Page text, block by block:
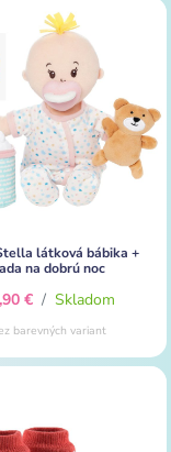
látková bábika +
na dobrú noc
€ / Skladom
barevných variant